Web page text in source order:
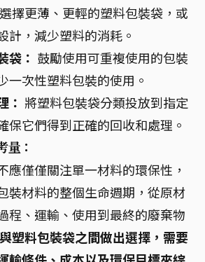
選擇更薄、更輕的塑料包裝袋，或
計，減少塑料的消耗。
袋： 鼓勵使用可重複使用的包裝
一次性塑料包裝的使用。
： 將塑料包裝袋分類投放到指定
保它們得到正確的回收和處理。
量：
應僅僅關注單一材料的環保性，
裝材料的整個生命週期，從原材
程、運輸、使用到最終的廢棄物
塑料包裝袋之間做出選擇，需要